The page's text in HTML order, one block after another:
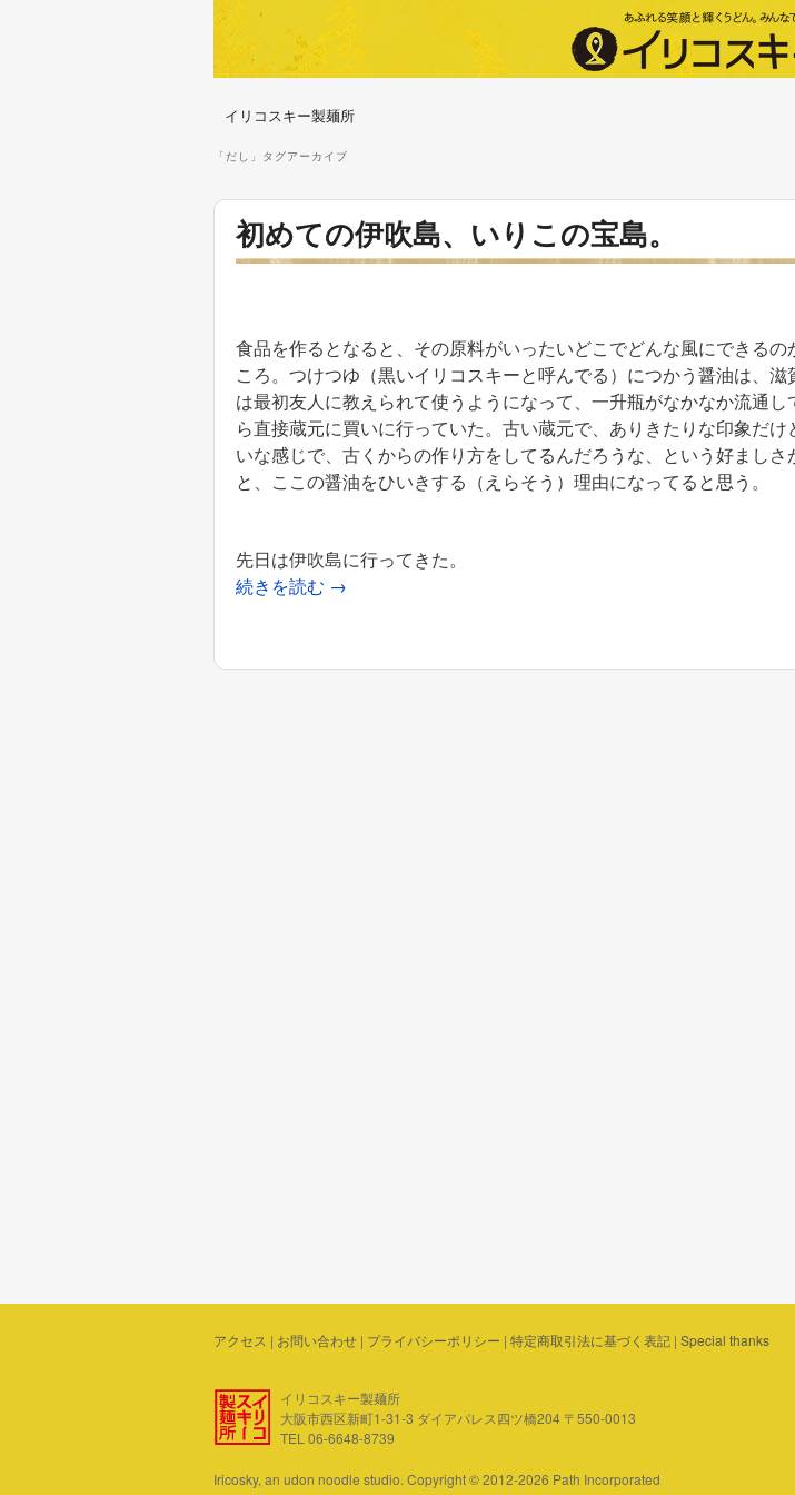
イリコスキー製麺所
「だし 」タグアーカイブ
初めての伊吹島、いりこの宝島。
食品を作るとなると、その原料がいったいどこでどんな風にできるの
ころ。つけつゆ（黒いイリコスキーと呼んでる）につかう醤油は、
は最初友人に教えられて使うようになって、一升瓶がなかなか流通
ら直接蔵元に買いに行っていた。古い蔵元で、ありきたりな印象だけ
いな感じで、古くからの作り方をしてるんだろうな、という好ましさ
と、ここの醤油をひいきする（えらそう）理由になってると思う。
先日は伊吹島に行ってきた。
続きを読む →
アクセス | お問い合わせ | プライバシーポリシー | 特定商取引法に基づく表記 | Special thanks
イリコスキー製麺所
大阪市西区新町1-31-3 ダイアパレス四ツ橋204 〒550-0013
TEL 06-6648-8739
Iricosky, an udon noodle studio. Copyright © 2012-2026 Path Incorporated